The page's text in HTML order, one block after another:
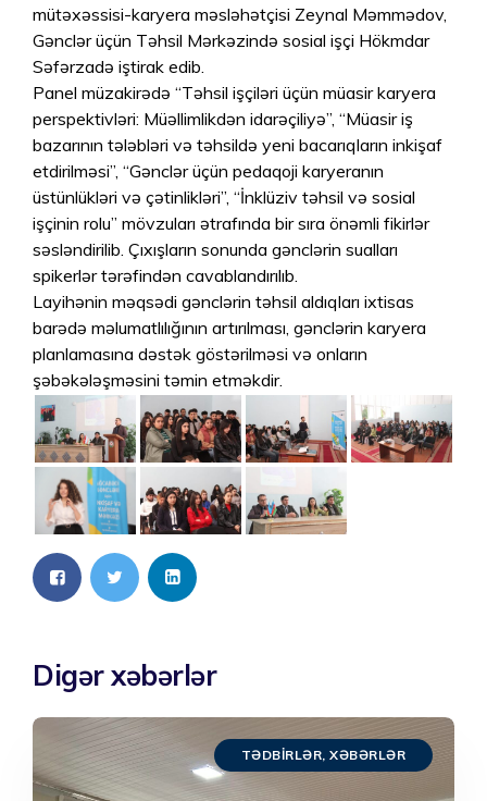
mütəxəssisi-karyera məsləhətçisi Zeynal Məmmədov,
Gənclər üçün Təhsil Mərkəzində sosial işçi Hökmdar
Səfərzadə iştirak edib.
Panel müzakirədə “Təhsil işçiləri üçün müasir karyera
perspektivləri: Müəllimlikdən idarəçiliyə”, “Müasir iş
bazarının tələbləri və təhsildə yeni bacarıqların inkişaf
etdirilməsi”, “Gənclər üçün pedaqoji karyeranın
üstünlükləri və çətinlikləri”, “İnklüziv təhsil və sosial
işçinin rolu” mövzuları ətrafında bir sıra önəmli fikirlər
səsləndirilib. Çıxışların sonunda gənclərin sualları
spikerlər tərəfindən cavablandırılıb.
Layihənin məqsədi gənclərin təhsil aldıqları ixtisas
barədə məlumatlılığının artırılması, gənclərin karyera
planlamasına dəstək göstərilməsi və onların
şəbəkələşməsini təmin etməkdir.
Digər xəbərlər
TƏDBIRLƏR, XƏBƏRLƏR